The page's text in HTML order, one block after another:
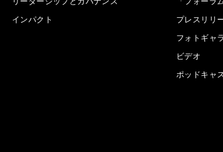
インパクト
プレスリリ
フォトギャ
ビデオ
ポッドキャ